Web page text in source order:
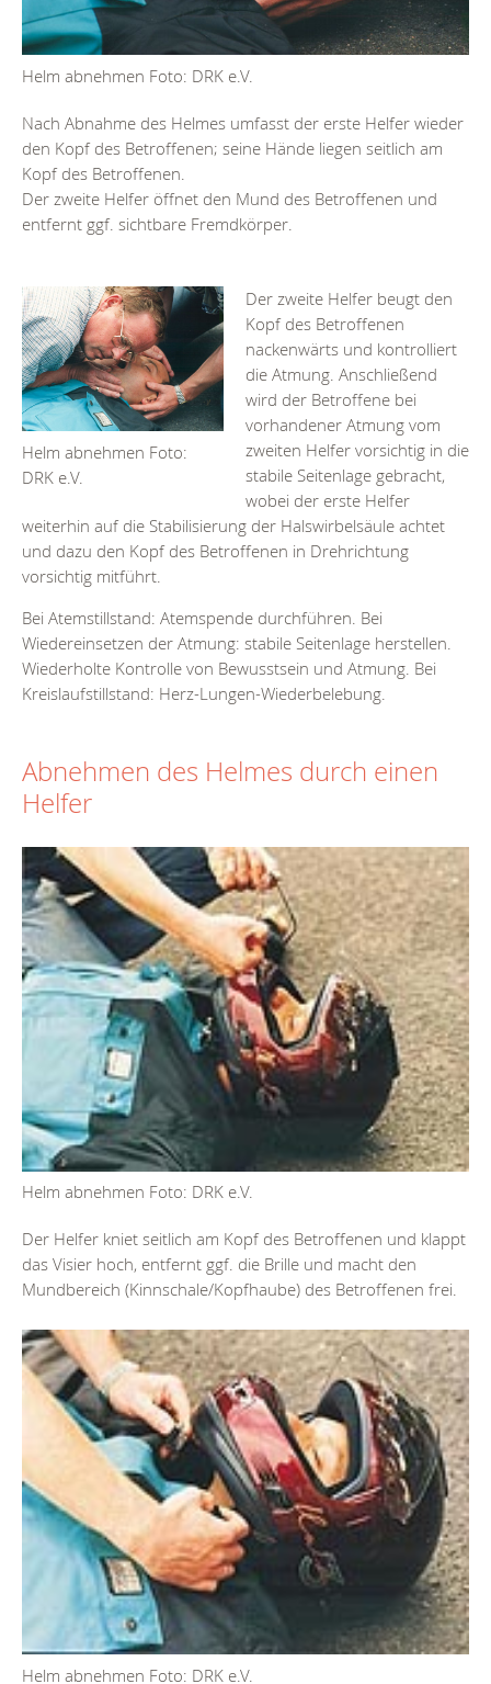
Helm abnehmen Foto: DRK e.V.
Nach Abnahme des Helmes umfasst der erste Helfer wieder
den Kopf des Betroffenen; seine Hände liegen seitlich am
Kopf des Betroffenen.
Der zweite Helfer öffnet den Mund des Betroffenen und
entfernt ggf. sichtbare Fremdkörper.
Helm abnehmen Foto:
DRK e.V.
Der zweite Helfer beugt den
Kopf des Betroffenen
nackenwärts und kontrolliert
die Atmung. Anschließend
wird der Betroffene bei
vorhandener Atmung vom
zweiten Helfer vorsichtig in die
stabile Seitenlage gebracht,
wobei der erste Helfer
weiterhin auf die Stabilisierung der Halswirbelsäule achtet
und dazu den Kopf des Betroffenen in Drehrichtung
vorsichtig mitführt.
Bei Atemstillstand: Atemspende durchführen. Bei
Wiedereinsetzen der Atmung: stabile Seitenlage herstellen.
Wiederholte Kontrolle von Bewusstsein und Atmung. Bei
Kreislaufstillstand: Herz-Lungen-Wiederbelebung.
Abnehmen des Helmes durch einen
Helfer
Helm abnehmen Foto: DRK e.V.
Der Helfer kniet seitlich am Kopf des Betroffenen und klappt
das Visier hoch, entfernt ggf. die Brille und macht den
Mundbereich (Kinnschale/Kopfhaube) des Betroffenen frei.
Helm abnehmen Foto: DRK e.V.